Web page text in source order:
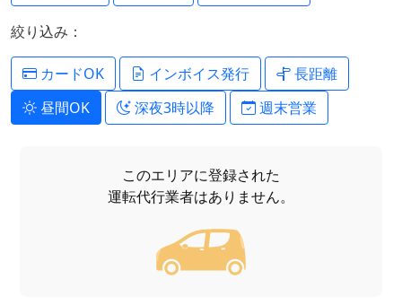
絞り込み：
カードOK インボイス発行
長距離
昼間OK
深夜3時以降 週末営業
このエリアに登録された
運転代行業者はありません。